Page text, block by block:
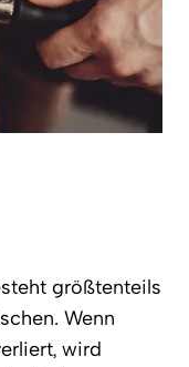
größtenteils
Wenn
wird